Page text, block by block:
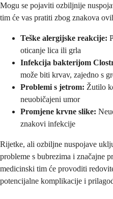
Mogu se pojaviti ozbiljnije
tim će vas pratiti zbog znakova
Teške alergijske reakcije:
oticanje lica ili grla
Infekcija bakterijom
može biti krvav, zajedno s
Problemi s jetrom: Žutilo
neuobičajeni umor
Promjene krvne slike:
znakovi infekcije
Rijetke, ali ozbiljne nuspojave
probleme s bubrezima i značajne
medicinski tim će provoditi
potencijalne komplikacije i